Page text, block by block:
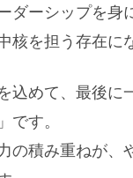
ダーシップを身
核を担う存在に
込めて、最後に
です。
の積み重ねが、